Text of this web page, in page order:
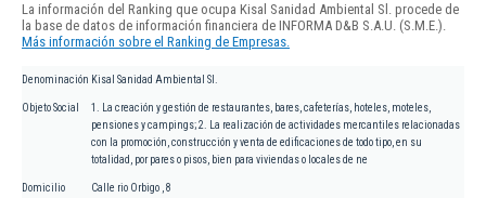
La información del Ranking que ocupa Kisal Sanidad Ambiental Sl. procede de
la base de datos de información financiera de INFORMA D&B S.A.U. (S.M.E.).
Más información sobre el Ranking de Empresas.
Denominación Kisal Sanidad Ambiental Sl.
Objeto Social
1. La creación y gestión de restaurantes, bares, cafeterías, hoteles, moteles,
pensiones y campings; 2. La realización de actividades mercantiles relacionadas
con la promoción, construcción y venta de edificaciones de todo tipo, en su
totalidad, por pares o pisos, bien para viviendas o locales de ne
Domicilio
Calle rio Orbigo , 8